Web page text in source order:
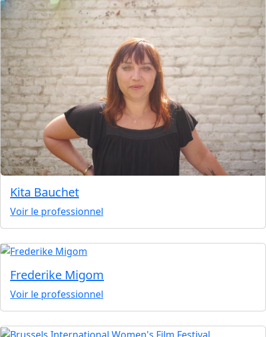
Kita Bauchet
Voir le professionnel
Frederike Migom
Voir le professionnel